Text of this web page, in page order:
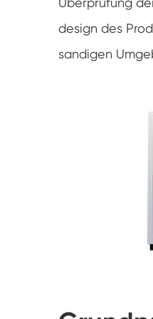
design des
sandigen